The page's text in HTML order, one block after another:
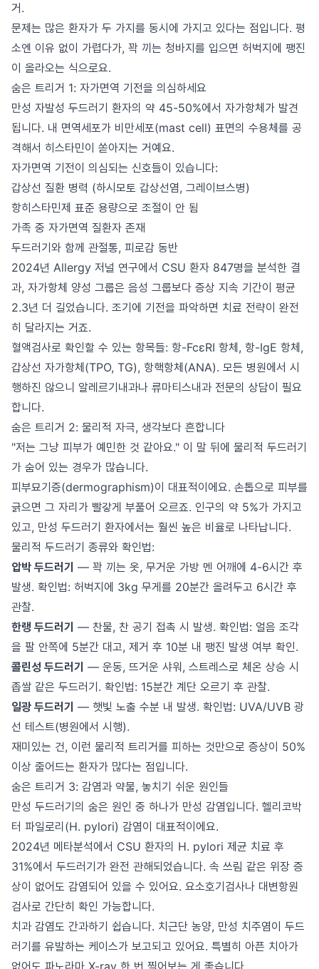
거.
문제는 많은 환자가 두 가지를 동시에 가지고 있다는 점입니다. 평
소엔 이유 없이 가렵다가, 꽉 끼는 청바지를 입으면 허벅지에 팽진
이 올라오는 식으로요.
숨은 트리거 1: 자가면역 기전을 의심하세요
만성 자발성 두드러기 환자의 약 45-50%에서 자가항체가 발견
됩니다. 내 면역세포가 비만세포(mast cell) 표면의 수용체를 공
격해서 히스타민이 쏟아지는 거예요.
자가면역 기전이 의심되는 신호들이 있습니다:
갑상선 질환 병력 (하시모토 갑상선염, 그레이브스병)
항히스타민제 표준 용량으로 조절이 안 됨
가족 중 자가면역 질환자 존재
두드러기와 함께 관절통, 피로감 동반
2024년 Allergy 저널 연구에서 CSU 환자 847명을 분석한 결
과, 자가항체 양성 그룹은 음성 그룹보다 증상 지속 기간이 평균
2.3년 더 길었습니다. 조기에 기전을 파악하면 치료 전략이 완전
히 달라지는 거죠.
혈액검사로 확인할 수 있는 항목들: 항-FcεRI 항체, 항-IgE 항체,
갑상선 자가항체(TPO, TG), 항핵항체(ANA). 모든 병원에서 시
행하진 않으니 알레르기내과나 류마티스내과 전문의 상담이 필요
합니다.
숨은 트리거 2: 물리적 자극, 생각보다 흔합니다
"저는 그냥 피부가 예민한 것 같아요." 이 말 뒤에 물리적 두드러기
가 숨어 있는 경우가 많습니다.
피부묘기증(dermographism)이 대표적이에요. 손톱으로 피부를
긁으면 그 자리가 빨갛게 부풀어 오르죠. 인구의 약 5%가 가지고
있고, 만성 두드러기 환자에서는 훨씬 높은 비율로 나타납니다.
물리적 두드러기 종류와 확인법:
압박 두드러기 — 꽉 끼는 옷, 무거운 가방 멘 어깨에 4-6시간 후
발생. 확인법: 허벅지에 3kg 무게를 20분간 올려두고 6시간 후
관찰.
한랭 두드러기 — 찬물, 찬 공기 접촉 시 발생. 확인법: 얼음 조각
을 팔 안쪽에 5분간 대고, 제거 후 10분 내 팽진 발생 여부 확인.
콜린성 두드러기 — 운동, 뜨거운 샤워, 스트레스로 체온 상승 시
좁쌀 같은 두드러기. 확인법: 15분간 계단 오르기 후 관찰.
일광 두드러기 — 햇빛 노출 수분 내 발생. 확인법: UVA/UVB 광
선 테스트(병원에서 시행).
재미있는 건, 이런 물리적 트리거를 피하는 것만으로 증상이 50%
이상 줄어드는 환자가 많다는 점입니다.
숨은 트리거 3: 감염과 약물, 놓치기 쉬운 원인들
만성 두드러기의 숨은 원인 중 하나가 만성 감염입니다. 헬리코박
터 파일로리(H. pylori) 감염이 대표적이에요.
2024년 메타분석에서 CSU 환자의 H. pylori 제균 치료 후
31%에서 두드러기가 완전 관해되었습니다. 속 쓰림 같은 위장 증
상이 없어도 감염되어 있을 수 있어요. 요소호기검사나 대변항원
검사로 간단히 확인 가능합니다.
치과 감염도 간과하기 쉽습니다. 치근단 농양, 만성 치주염이 두드
러기를 유발하는 케이스가 보고되고 있어요. 특별히 아픈 치아가
없어도 파노라마 X-ray 한 번 찍어보는 게 좋습니다.